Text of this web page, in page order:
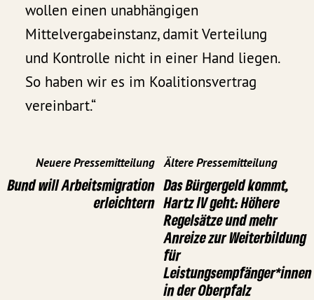
wollen einen unabhängigen
Mittelvergabeinstanz, damit Verteilung
und Kontrolle nicht in einer Hand liegen.
So haben wir es im Koalitionsvertrag
vereinbart.“
Neuere Pressemitteilung
Bund will Arbeitsmigration
erleichtern
Ältere Pressemitteilung
Das Bürgergeld kommt,
Hartz IV geht: Höhere
Regelsätze und mehr
Anreize zur Weiterbildung
für
Leistungsempfänger*innen
in der Oberpfalz